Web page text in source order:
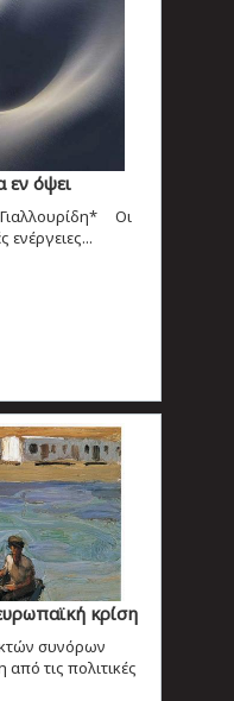
εν όψει
Οι
ενέργειες...
κρίση
συνόρων
τις πολιτικές